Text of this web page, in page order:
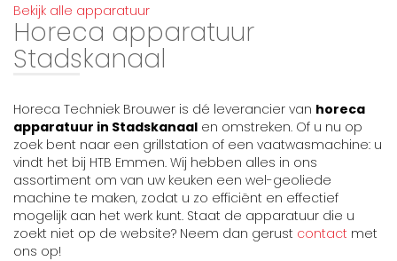
Bekijk alle apparatuur
Horeca apparatuur
Stadskanaal
Horeca Techniek Brouwer is dé leverancier van horeca
apparatuur in Stadskanaal en omstreken. Of u nu op
zoek bent naar een grillstation of een vaatwasmachine: u
vindt het bij HTB Emmen. Wij hebben alles in ons
assortiment om van uw keuken een wel-geoliede
machine te maken, zodat u zo efficiënt en effectief
mogelijk aan het werk kunt. Staat de apparatuur die u
zoekt niet op de website? Neem dan gerust contact met
ons op!